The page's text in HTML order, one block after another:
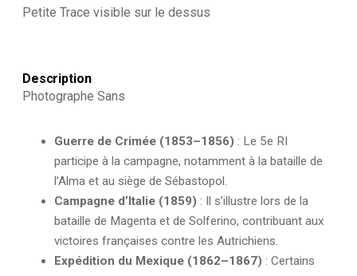
Uniforme
Campement
Régiment
de
ligne
-
de
Garnison
Petite Trace visible sur le dessus
Description
Photographe Sans
Guerre de Crimée (1853–1856) : Le 5e RI
participe à la campagne, notamment à la bataille de
l’Alma et au siège de Sébastopol.
Campagne d’Italie (1859) : Il s’illustre lors de la
bataille de Magenta et de Solferino, contribuant aux
victoires françaises contre les Autrichiens.
Expédition du Mexique (1862–1867) : Certains